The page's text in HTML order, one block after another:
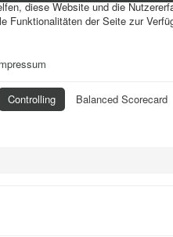
Controlling Balanced Scorecard
diese Website und die
Funktionalitäten der Seite zur